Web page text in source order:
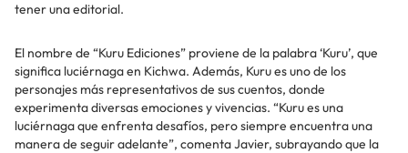
tener una editorial.
El nombre de “Kuru Ediciones” proviene de la palabra ‘Kuru’, que
significa luciérnaga en Kichwa. Además, Kuru es uno de los
personajes más representativos de sus cuentos, donde
experimenta diversas emociones y vivencias. “Kuru es una
luciérnaga que enfrenta desafíos, pero siempre encuentra una
manera de seguir adelante”, comenta Javier, subrayando que la